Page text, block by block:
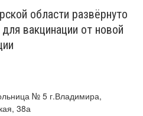
области развёрнуто
вакцинации от новой
№ 5 г.Владимира,
38а